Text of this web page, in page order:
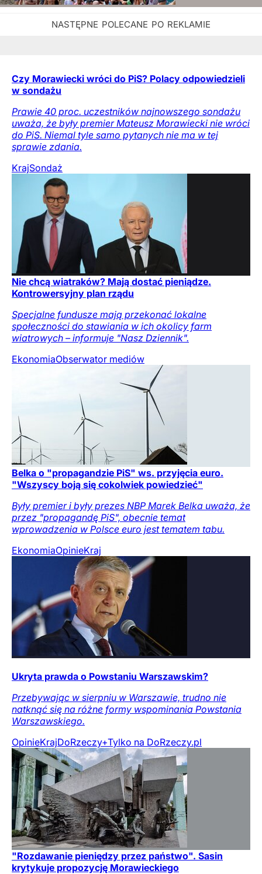
Czy Morawiecki wróci do PiS? Polacy odpowiedzieli
w sondażu
Prawie 40 proc. uczestników najnowszego sondażu
uważa, że były premier Mateusz Morawiecki nie wróci
do PiS. Niemal tyle samo pytanych nie ma w tej
sprawie zdania.
KrajSondaż
Nie chcą wiatraków? Mają dostać pieniądze.
Kontrowersyjny plan rządu
Specjalne fundusze mają przekonać lokalne
społeczności do stawiania w ich okolicy farm
wiatrowych – informuje "Nasz Dziennik".
EkonomiaObserwator mediów
Belka o "propagandzie PiS" ws. przyjęcia euro.
"Wszyscy boją się cokolwiek powiedzieć"
Były premier i były prezes NBP Marek Belka uważa, że
przez "propagandę PiS", obecnie temat
wprowadzenia w Polsce euro jest tematem tabu.
EkonomiaOpinieKraj
Ukryta prawda o Powstaniu Warszawskim?
Przebywając w sierpniu w Warszawie, trudno nie
natknąć się na różne formy wspominania Powstania
Warszawskiego.
OpinieKrajDoRzeczy+Tylko na DoRzeczy.pl
"Rozdawanie pieniędzy przez państwo". Sasin
krytykuje propozycję Morawieckiego